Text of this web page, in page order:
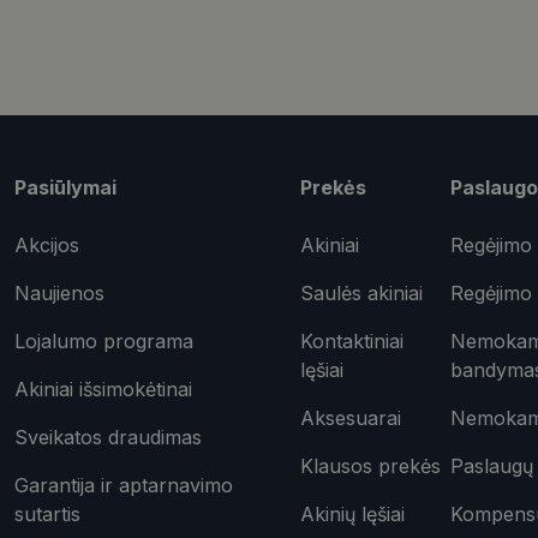
Pasiūlymai
Akcijos
Naujienos
Lojalumo programa
Akiniai išsimokėtinai
Sveikatos draudimas
Garantija ir aptarnavimo
sutartis
Prekės
Akiniai
Saulės akiniai
Kontaktiniai
lęšiai
Aksesuarai
Klausos prekės
Akinių lęšiai
saugomi Jūsų
_tt_enable_cookie
csrftoken